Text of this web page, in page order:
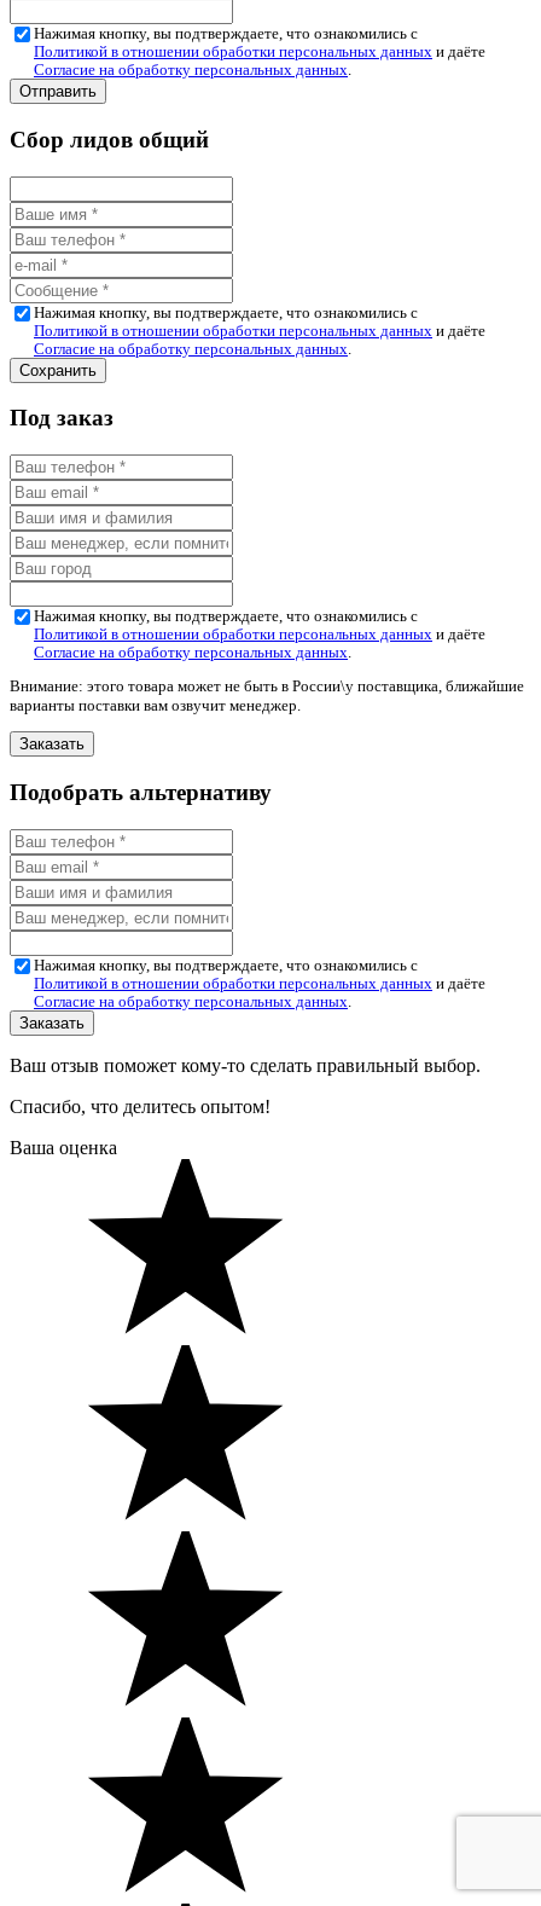
Нажимая кнопку, вы подтверждаете, что ознакомились с
Политикой в отношении обработки персональных данных и даёте
Согласие на обработку персональных данных.
Сбор лидов общий
Нажимая кнопку, вы подтверждаете, что ознакомились с
Политикой в отношении обработки персональных данных и даёте
Согласие на обработку персональных данных
Под заказ
Нажимая кнопку, вы подтверждаете, что ознакомились с
Политикой в отношении обработки персональных данных и даёте
Согласие на обработку персональных данных.
Внимание: этого товара может не быть в России\у поставщика, ближайшие
варианты поставки вам озвучит менеджер.
Подобрать альтернативу
Нажимая кнопку, вы подтверждаете, что ознакомились с
Политикой в отношении обработки персональных данных и даёте
Согласие на обработку персональных данных
Ваш отзыв поможет кому-то сделать правильный выбор.
Спасибо, что делитесь опытом!
Ваша оценка